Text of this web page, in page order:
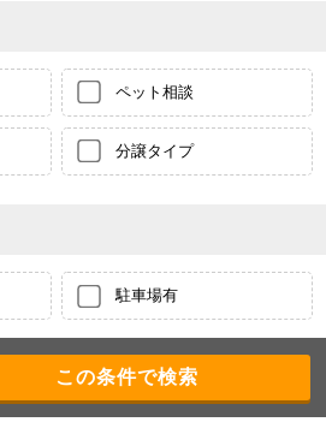
ペット相談
分譲タイプ
駐車場有